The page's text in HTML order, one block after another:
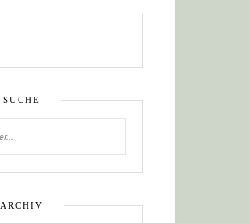
SUCHE
ARCHIV